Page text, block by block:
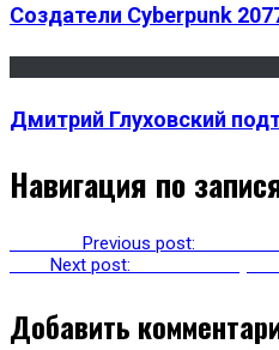
Создатели Cyberpunk
Дмитрий Глуховский
Навигация по
Previous post:
Next post:
Добавить